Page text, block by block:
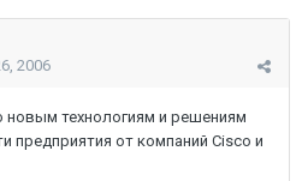
2006
новым технологиям и решениям
предприятия от компаний Cisco и